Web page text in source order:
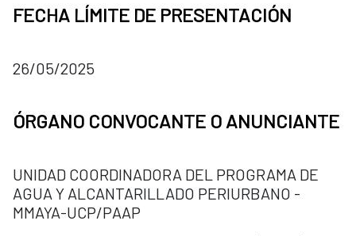
FECHA LÍMITE DE PRESENTACIÓN
26/05/2025
ÓRGANO CONVOCANTE O ANUNCIANTE
UNIDAD COORDINADORA DEL PROGRAMA DE
AGUA Y ALCANTARILLADO PERIURBANO -
MMAYA-UCP/PAAP